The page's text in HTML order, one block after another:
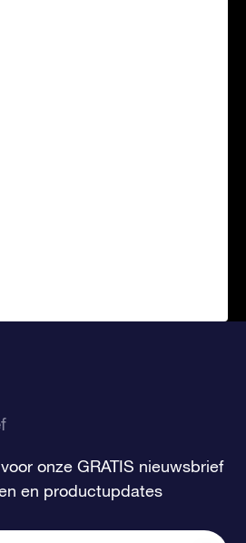
onze GRATIS nieuwsbrief
en productupdates